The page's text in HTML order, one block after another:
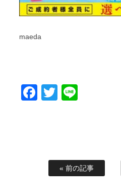
maeda
Facebook
Twitter
« 前の記事